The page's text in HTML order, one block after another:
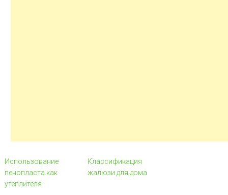
Использование
пенопласта как
утеплителя
Классификация
жалюзи для дома